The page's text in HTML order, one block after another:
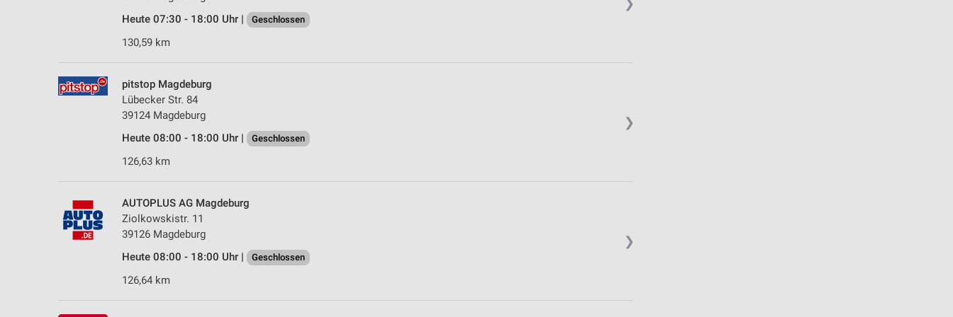
❯
Heute 07:30 - 18:00 Uhr |
Geschlossen
130,59 km
❯
pitstop Magdeburg
Lübecker Str. 84
39124 Magdeburg
Heute 08:00 - 18:00 Uhr |
Geschlossen
126,63 km
❯
AUTOPLUS AG Magdeburg
Ziolkowskistr. 11
39126 Magdeburg
Heute 08:00 - 18:00 Uhr |
Geschlossen
126,64 km